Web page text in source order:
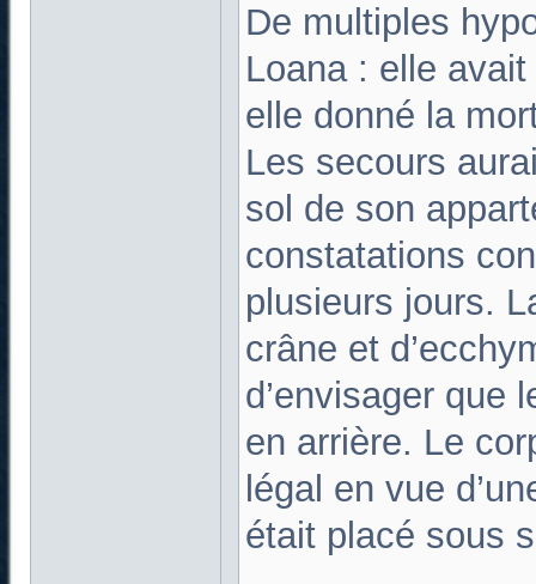
De multiples
Loana : elle avait
elle donné la
Les secours
sol de son
constatations
plusieurs jours.
crâne et
d’envisager que
en arrière. Le
légal en vue
était placé sous